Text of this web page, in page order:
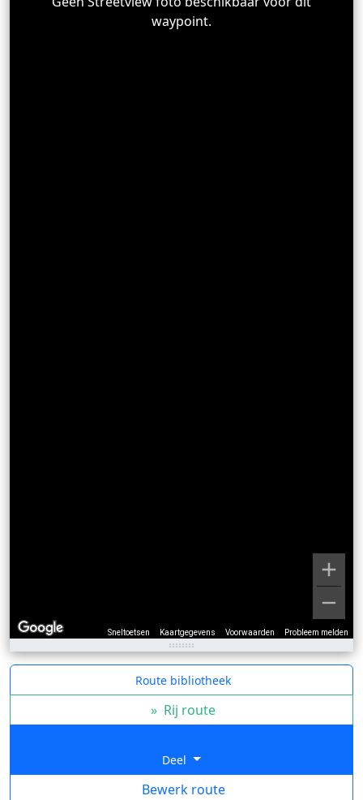
Sneltoetsen Kaartgegevens Voorwaarden Probleem melden
waypoint.
Route bibliotheek
» Rij route
Deel
Bewerk route